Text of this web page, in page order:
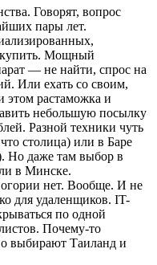
Говорят, вопрос
пары лет.
купить. Мощный
— не найти, спрос на
Или ехать со своим,
этом растаможка и
небольшую посылку
Разной техники чуть
столица) или в Баре
Но даже там выбор в
в Минске.
нет. Вообще. И не
для удаленщиков. IT-
по одной
Почему-то
выбирают Таиланд и